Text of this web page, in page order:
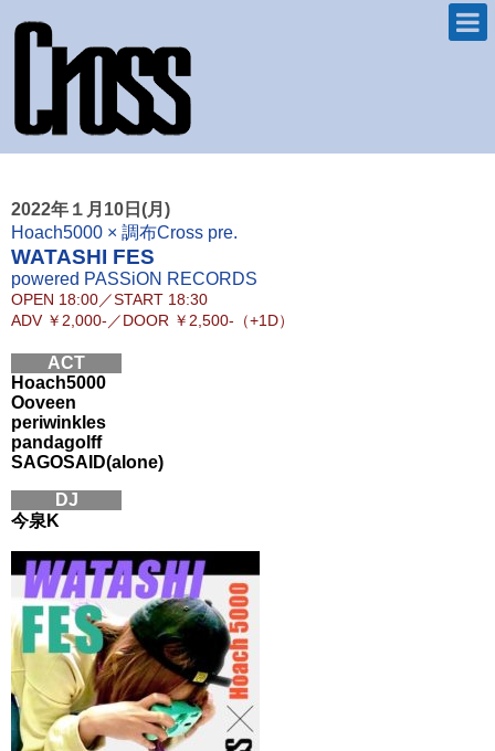
2022年１月10日(月)
Hoach5000 × 調布Cross pre.
WATASHI FES
powered PASSiON RECORDS
OPEN 18:00／START 18:30
ADV￥2,000- ／DOOR ￥2,500-（+1D）
ACT
Hoach5000
Ooveen
periwinkles
pandagolff
SAGOSAID(alone)
DJ
今泉K